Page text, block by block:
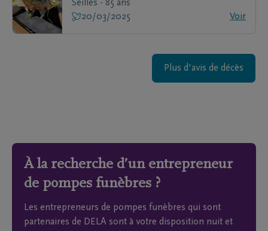
Seilles - 85 ans
20/03/2025
Voir
Plus d'avis de décès
À la recherche d’un entrepreneur
de pompes funèbres ?
Les entrepreneurs de pompes funèbres qui sont
partenaires de DELA sont à votre disposition nuit et